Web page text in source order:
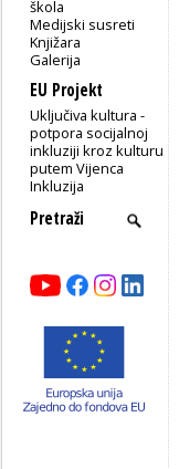
škola
Medijski susreti
Knjižara
Galerija
EU Projekt
Uključiva kultura -
potpora socijalnoj
inkluziji kroz kulturu
putem Vijenca
Inkluzija